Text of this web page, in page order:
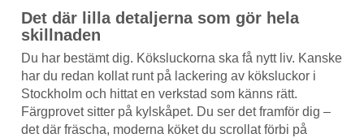
Det där lilla detaljerna som gör hela
skillnaden
Du har bestämt dig. Köksluckorna ska få nytt liv. Kanske
har du redan kollat runt på lackering av köksluckor i
Stockholm och hittat en verkstad som känns rätt.
Färgprovet sitter på kylskåpet. Du ser det framför dig –
det där fräscha, moderna köket du scrollat förbi på